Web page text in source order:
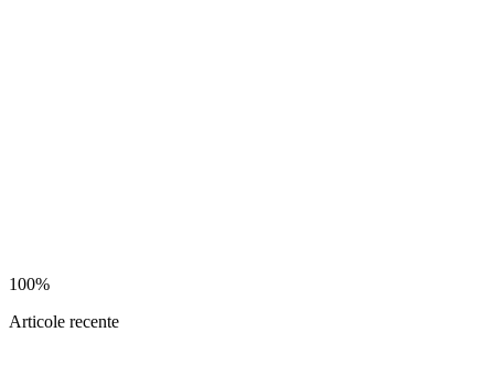
100%
Articole recente